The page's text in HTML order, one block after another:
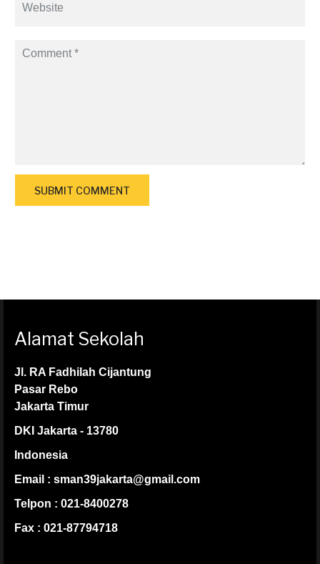
Alamat Sekolah
Jl. RA Fadhilah Cijantung
Pasar Rebo
Jakarta Timur
DKI Jakarta - 13780
Indonesia
Email : sman39jakarta@gmail.com
Telpon : 021-8400278
Fax : 021-87794718